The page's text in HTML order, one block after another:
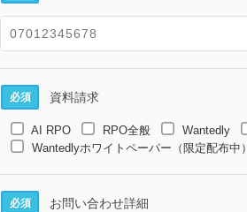
必須 資料請求
AI RPO RPO全般 Wantedly
Wantedlyホワイトペーパー（限定配布中）
必須 お問い合わせ詳細